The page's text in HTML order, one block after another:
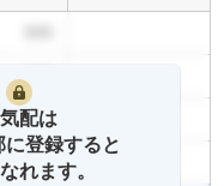
999
999
配は
登録すると
れます。